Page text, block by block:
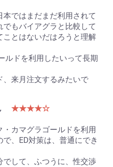
ではまだまだ利用されて
もバイアグラと比較して
ことはないだはろうと理解
ルドを利用したいって長期
来月注文するみたいで
★★★★☆
カマグラゴールドを利用
、ED対策は、普通にでき
でして、ふつうに、性交渉